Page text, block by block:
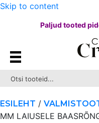
Skip to content
Paljud tooted
ESILEHT /
MM LAIUSELE